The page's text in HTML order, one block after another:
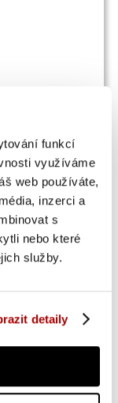
funkcí
využíváme
web používáte,
inzerci a
s
nebo které
služby.
detaily